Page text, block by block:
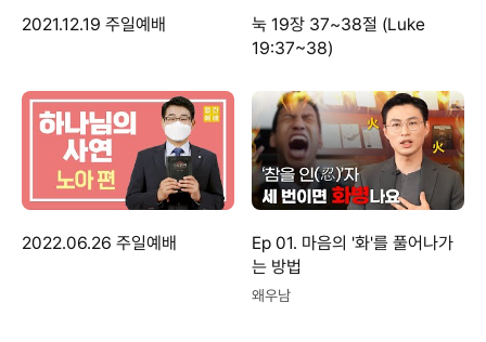
2021.12.19 주일예배
눅 19장 37~38절 (Luke
19:37~38)
2022.06.26 주일예배
Ep 01. 마음의 '화'를 풀어나가
는 방법
왜우남